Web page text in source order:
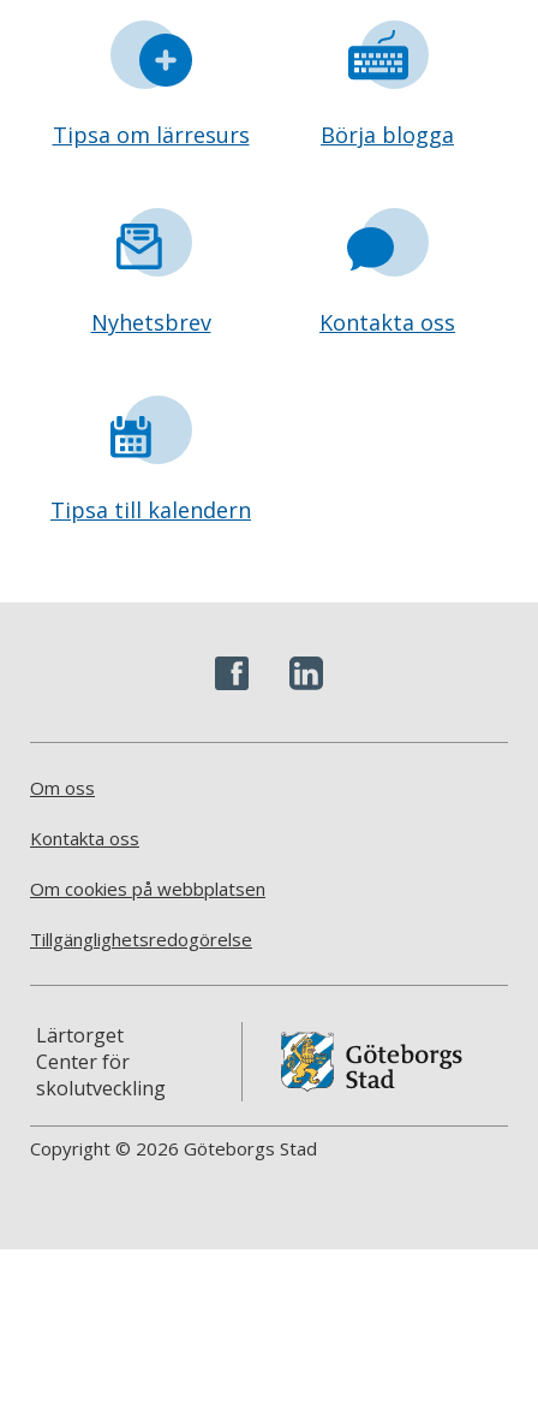
Tipsa om lärresurs Börja blogga
Nyhetsbrev Kontakta oss
Tipsa till kalendern
Om oss
Kontakta oss
Om cookies på webbplatsen
Tillgänglighetsredogörelse
Lärtorget
Center för
skolutveckling
Copyright © 2026 Göteborgs Stad